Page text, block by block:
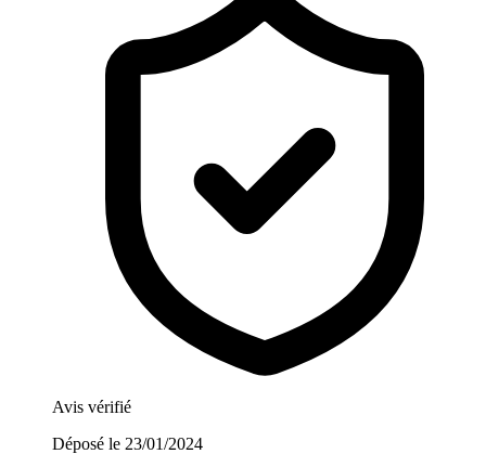
Avis vérifié
Déposé le 23/01/2024